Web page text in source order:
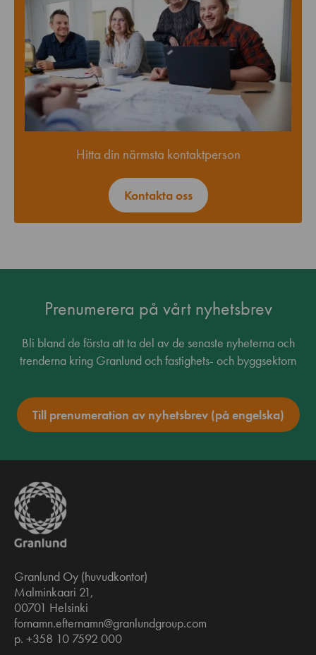
Hitta din närmsta kontaktperson
Kontakta oss
Prenumerera på vårt nyhetsbrev
Bli bland de första att ta del av de senaste nyheterna och
trenderna kring Granlund och fastighets- och byggsektorn
Till prenumeration av nyhetsbrev (på engelska)
Granlund Oy (huvudkontor)
Malminkaari 21,
00701 Helsinki
fornamn.efternamn@granlundgroup.com
p. +358 10 7592 000